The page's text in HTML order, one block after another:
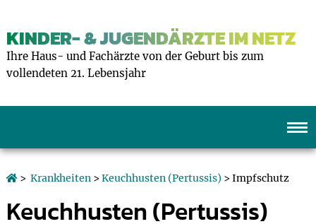
KINDER- & JUGENDÄRZTE IM NETZ
Ihre Haus- und Fachärzte von der Geburt bis zum
vollendeten 21. Lebensjahr
> Krankheiten>Keuchhusten (Pertussis) > Impfschutz
Keuchhusten (Pertussis)